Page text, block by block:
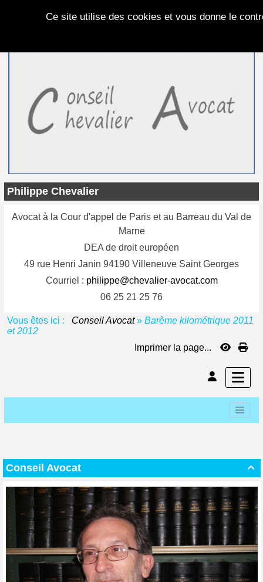
Philippe Chevalier
Avocat à la Cour d'appel de Paris et au Barreau du Val de
Marne
DEA de droit européen
49 rue Henri Janin 94190 Villeneuve Saint Georges
Courriel : philippe@chevalier-avocat.com
06 25 21 25 76
Vous êtes ici : Conseil Avocat» Barème kilométrique 2011
et 2012
Imprimer la page...

Conseil Avocat
Ce site utilise des cookies et vous donne le